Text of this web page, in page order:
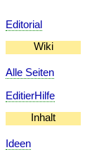
Editorial
Wiki
Alle Seiten
EditierHilfe
Inhalt
Ideen